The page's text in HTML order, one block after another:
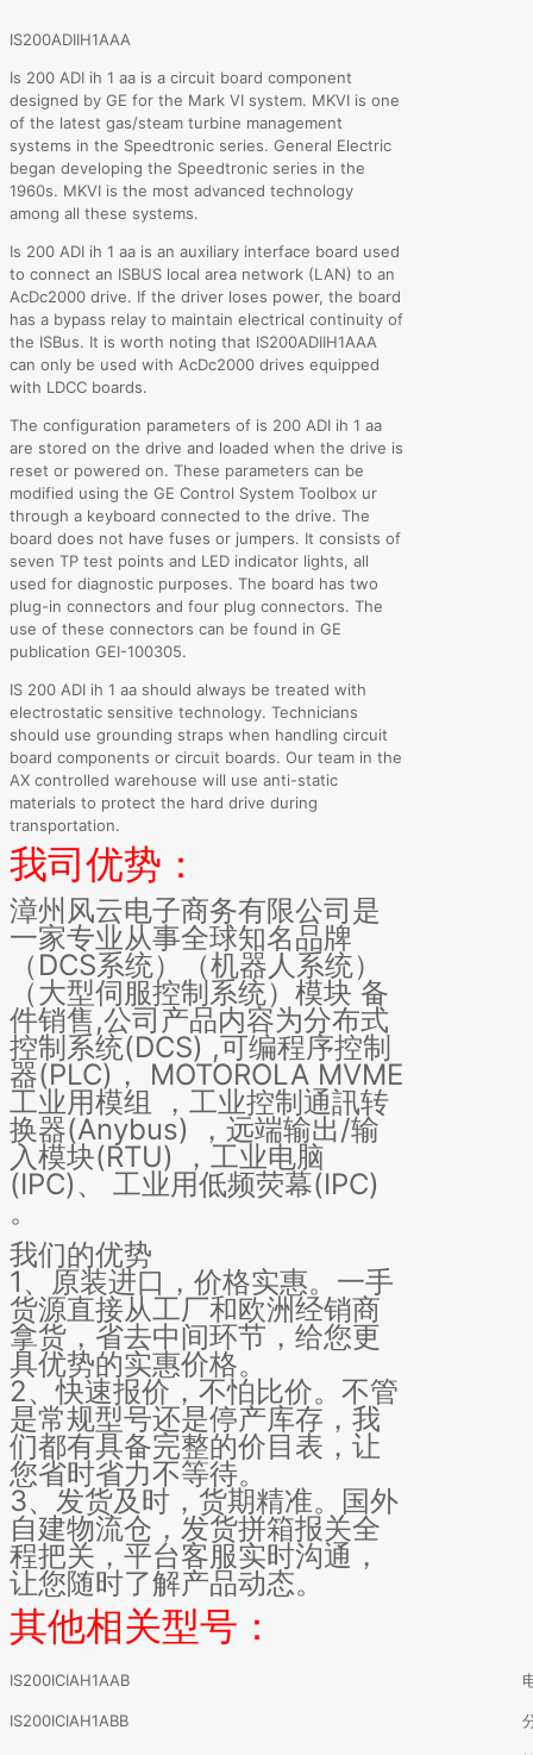
IS200ADIIH1AAA
Is 200 ADI ih 1 aa is a circuit board component
designed by GE for the Mark VI system. MKVI is one
of the latest gas/steam turbine management
systems in the Speedtronic series. General Electric
began developing the Speedtronic series in the
1960s. MKVI is the most advanced technology
among all these systems.
Is 200 ADI ih 1 aa is an auxiliary interface board used
to connect an ISBUS local area network (LAN) to an
AcDc2000 drive. If the driver loses power, the board
has a bypass relay to maintain electrical continuity of
the ISBus. It is worth noting that IS200ADIIH1AAA
can only be used with AcDc2000 drives equipped
with LDCC boards.
The configuration parameters of is 200 ADI ih 1 aa
are stored on the drive and loaded when the drive is
reset or powered on. These parameters can be
modified using the GE Control System Toolbox ur
through a keyboard connected to the drive. The
board does not have fuses or jumpers. It consists of
seven TP test points and LED indicator lights, all
used for diagnostic purposes. The board has two
plug-in connectors and four plug connectors. The
use of these connectors can be found in GE
publication GEI-100305.
IS 200 ADI ih 1 aa should always be treated with
electrostatic sensitive technology. Technicians
should use grounding straps when handling circuit
board components or circuit boards. Our team in the
AX controlled warehouse will use anti-static
materials to protect the hard drive during
transportation.
我司优势：
漳州风云电子商务有限公司是
一家专业从事全球知名品牌
（DCS系统）（机器人系统）
（大型伺服控制系统）模块 备
件销售,公司产品内容为分布式
控制系统(DCS) ,可编程序控制
器(PLC)， MOTOROLA MVME
工业用模组 ，工业控制通訊转
换器(Anybus) ，远端输出/输
入模块(RTU) ，工业电脑
(IPC)、 工业用低频荧幕(IPC)
。
我们的优势
1、原装进口，价格实惠。一手
货源直接从工厂和欧洲经销商
拿货，省去中间环节，给您更
具优势的实惠价格。
2、快速报价，不怕比价。不管
是常规型号还是停产库存，我
们都有具备完整的价目表，让
您省时省力不等待。
3、发货及时，货期精准。国外
自建物流仓，发货拼箱报关全
程把关，平台客服实时沟通，
让您随时了解产品动态。
其他相关型号：
IS200ICIAH1AAB
IS200ICIAH1ABB